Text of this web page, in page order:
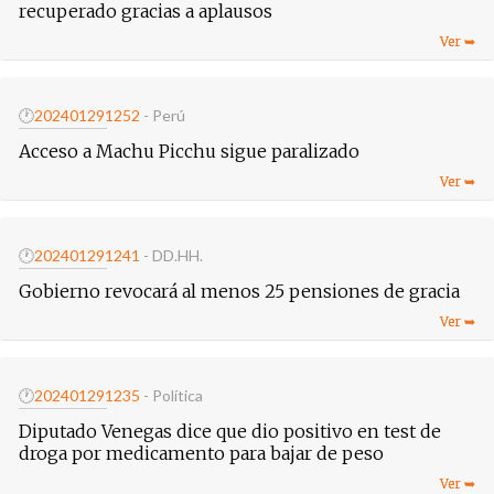
recuperado gracias a aplausos
🕐202401291252 - Perú
Acceso a Machu Picchu sigue paralizado
🕐202401291241 - DD.HH.
Gobierno revocará al menos 25 pensiones de gracia
🕐202401291235 - Política
Diputado Venegas dice que dio positivo en test de
droga por medicamento para bajar de peso